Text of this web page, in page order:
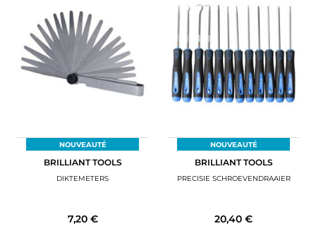
NOUVEAUTÉ
BRILLIANT TOOLS
DIKTEMETERS
7,20 €
NOUVEAUTÉ
BRILLIANT TOOLS
PRECISIE SCHROEVENDRAAIER
20,40 €